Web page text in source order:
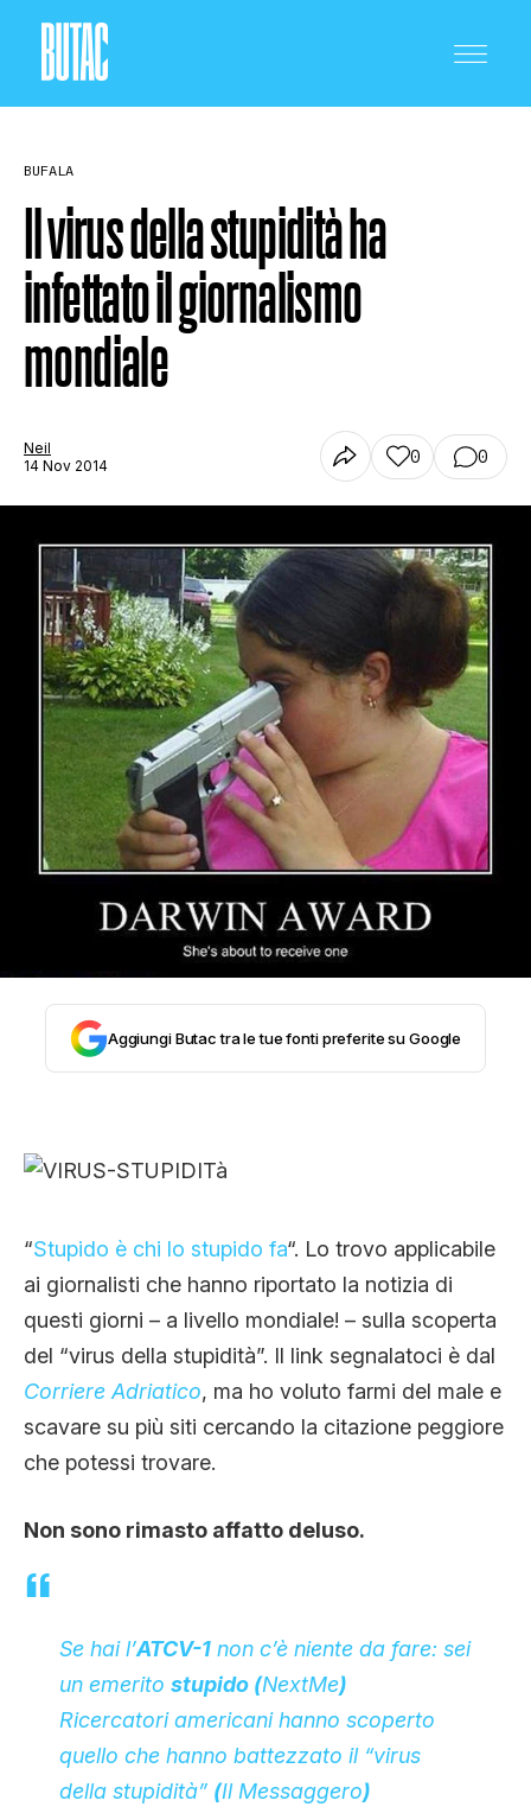
CRONACA E POLITICA
SCIENZA E TECNOLOGIA
SALUTE E MEDICINA
STORIA E CITAZIONI
INTRATTENIMENTO
COMPLOTTI, LEGGENDE URBANE ED
EVERGREEN
EDITORIALI
TRUFFE E SOCIAL NETWORK
CONTATTI
CHI SIAMO
BUFALA
Il virus della stupidità ha
infettato il giornalismo
mondiale
Neil
14 Nov 2014
0 0
Aggiungi Butac tra le tue fonti preferite su Google
“Stupido è chi lo stupido fa“. Lo trovo applicabile
ai giornalisti che hanno riportato la notizia di
questi giorni – a livello mondiale! – sulla scoperta
del “virus della stupidità”. Il link segnalatoci è dal
Corriere Adriatico, ma ho voluto farmi del male e
scavare su più siti cercando la citazione peggiore
che potessi trovare.
Non sono rimasto affatto deluso.
Se hai l’ATCV-1 non c’è niente da fare: sei
un emerito stupido (NextMe)
Ricercatori americani hanno scoperto
quello che hanno battezzato il “virus
della stupidità” (Il Messaggero)